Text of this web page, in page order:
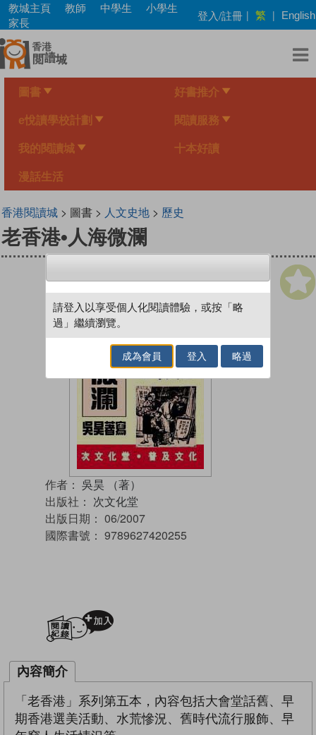
Skip
main
content
教城主頁 教師 中學生
小學生
家長
登入/註冊 | 繁 | English
圖書 好書推介
e悅讀學校計劃 閱讀服務
我的閱讀城 十本好讀
漫話生活
香港閱讀城> 圖書 > 人文史地> 歷史
老香港•人海微瀾
作者： 吳昊 （著）
出版社： 次文化堂
出版日期： 06/2007
國際書號： 9789627420255
內容簡介
「老香港」系列第五本，內容包括大會堂話舊、早
期香港選美活動、水荒慘況、舊時代流行服飾、早
請登入以享受個人化閱讀體驗，或按「略
過」繼續瀏覽。
成為會員 登入 略過